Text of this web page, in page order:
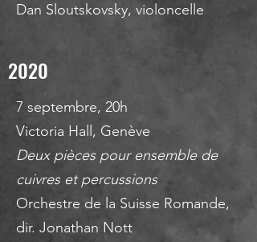
Dan Sloutskovsky, violoncelle
2020
7 septembre, 20h
Victoria Hall, Genève
Deux pièces pour ensemble de
cuivres et percussions
Orchestre de la Suisse Romande,
dir. Jonathan Nott